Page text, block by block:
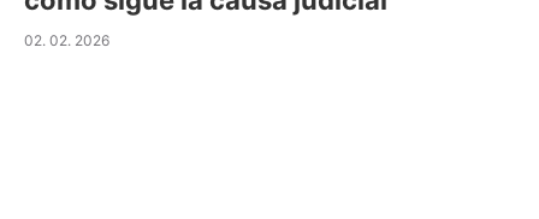
02. 02. 2026